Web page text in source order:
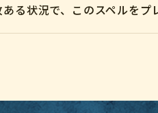
る状況で、このスペルを